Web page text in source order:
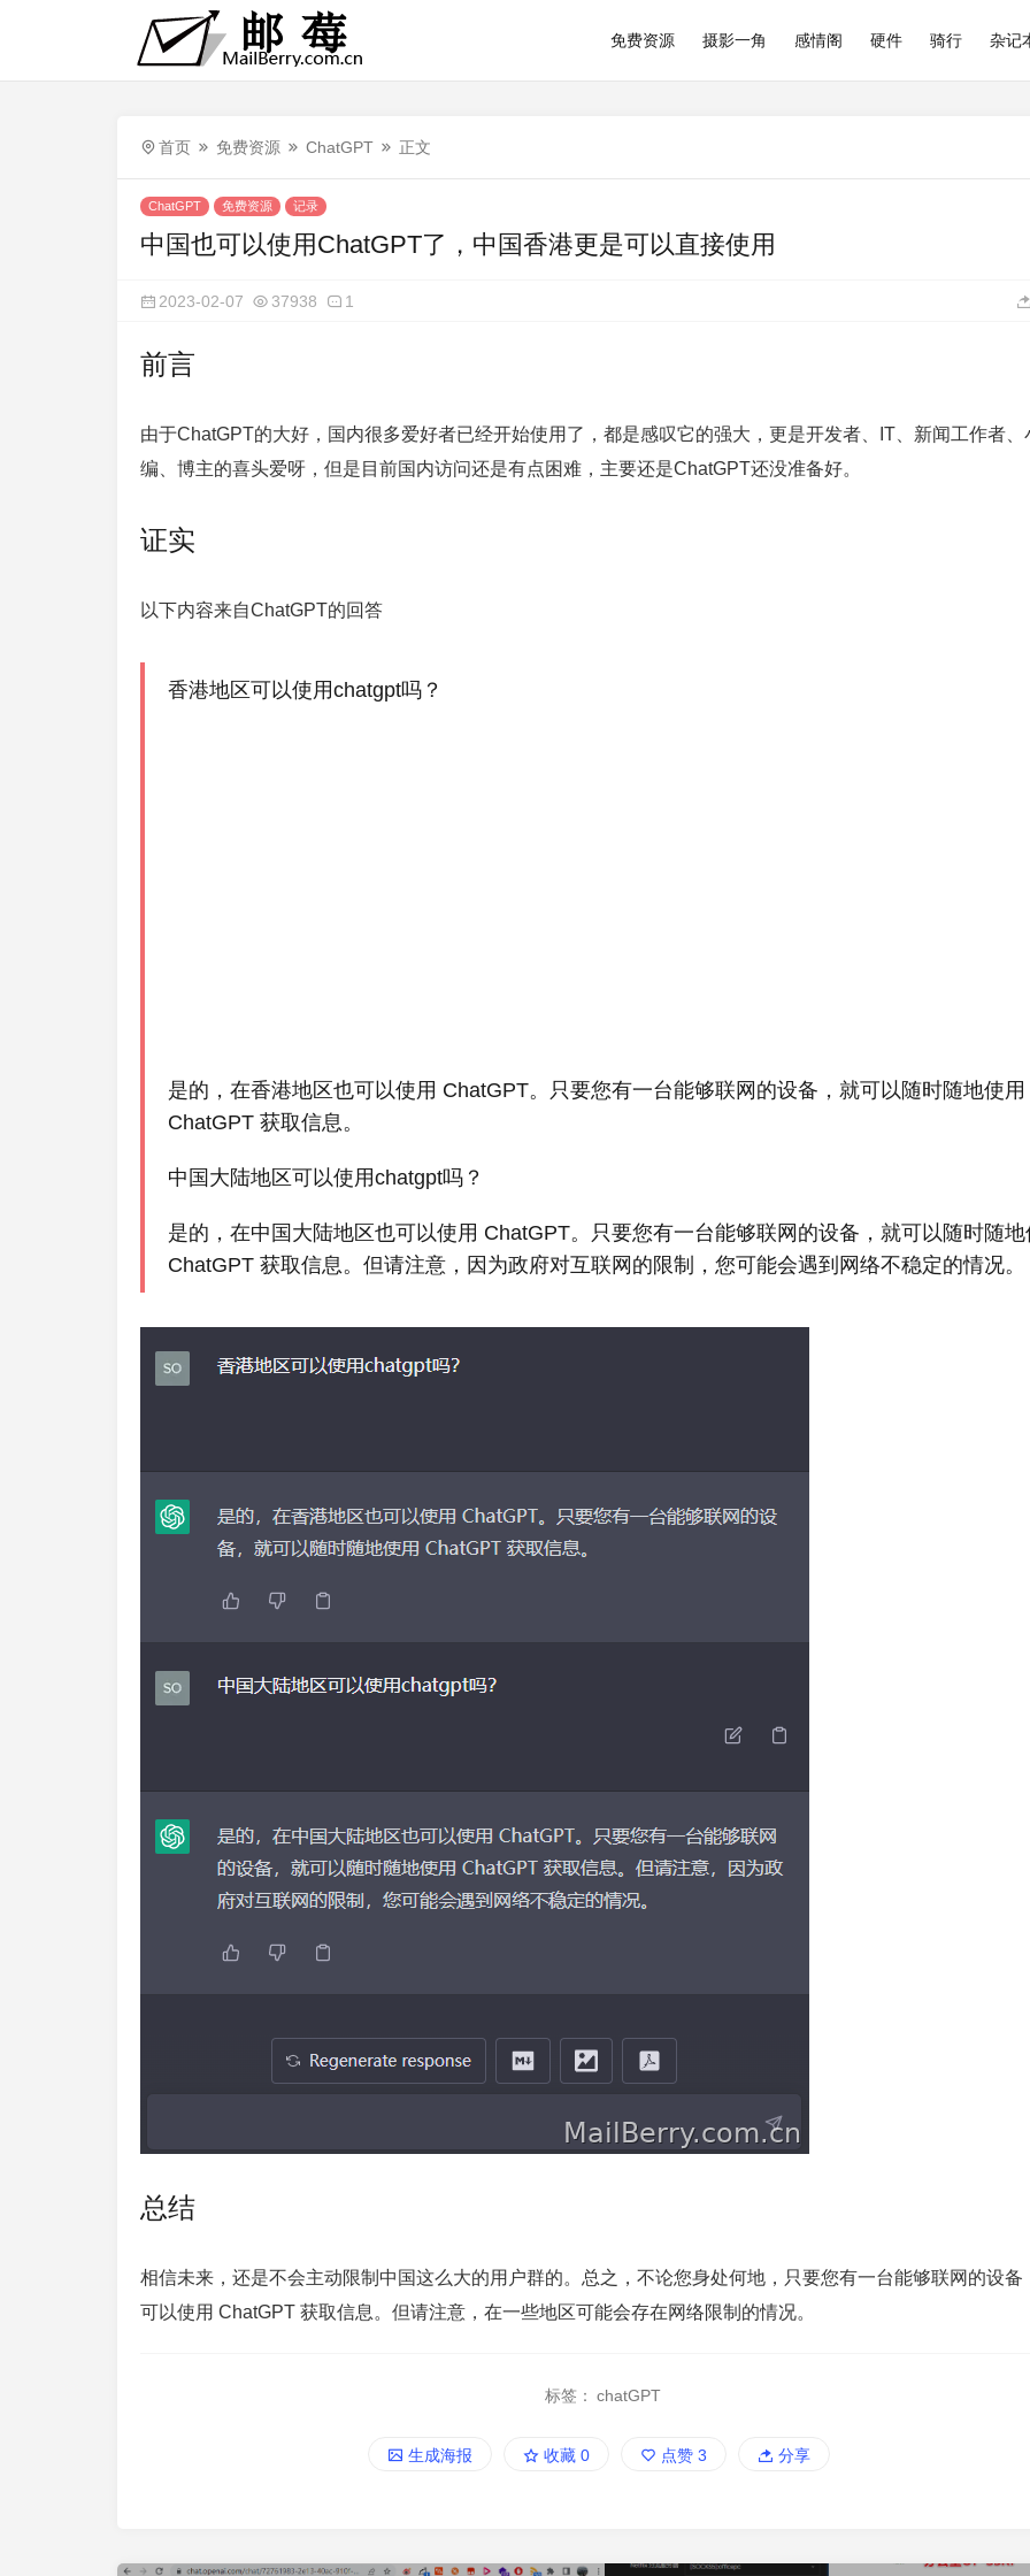
免费资源 摄影一角 感情阁 硬件 骑行 杂记
首页 免费资源 ChatGPT 正文
ChatGPT 免费资源 记录
中国也可以使用ChatGPT了，中国香港更是可以直接使用
2023-02-07 37938 1
前言
由于ChatGPT的大好，国内很多爱好者已经开始使用了，都是感叹它的强大，更是开发者、IT、新闻工作者、
编、博主的喜头爱呀，但是目前国内访问还是有点困难，主要还是ChatGPT还没准备好。
证实
以下内容来自ChatGPT的回答
香港地区可以使用chatgpt吗？
是的，在香港地区也可以使用 ChatGPT。只要您有一台能够联网的设备，就可以随时随地使用
ChatGPT 获取信息。
中国大陆地区可以使用chatgpt吗？
是的，在中国大陆地区也可以使用 ChatGPT。只要您有一台能够联网的设备，就可以随时随地
ChatGPT 获取信息。但请注意，因为政府对互联网的限制，您可能会遇到网络不稳定的情况。
总结
相信未来，还是不会主动限制中国这么大的用户群的。总之，不论您身处何地，只要您有一台能够联网的设备
可以使用 ChatGPT 获取信息。但请注意，在一些地区可能会存在网络限制的情况。
标签： chatGPT
生成海报 收藏0 点赞 3 分享